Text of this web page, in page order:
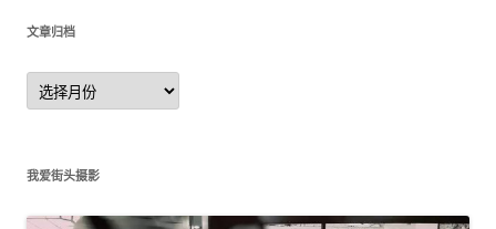
文章归档
文
章
归
我爱街头摄影